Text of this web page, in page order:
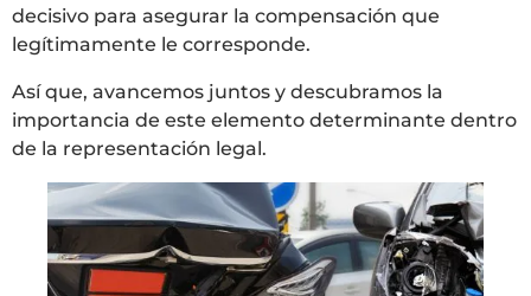
decisivo para asegurar la compensación que
legítimamente le corresponde.
Así que, avancemos juntos y descubramos la
importancia de este elemento determinante dentro
de la representación legal.